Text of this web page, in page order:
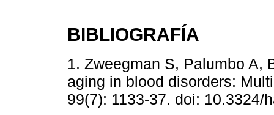
BIBLIOGRAFÍA
1. Zweegman S, Palumbo A,
aging in blood disorders:
99(7): 1133-37. doi: